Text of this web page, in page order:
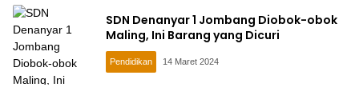
SDN Denanyar 1 Jombang Diobok-obok
Maling, Ini Barang yang Dicuri
Pendidikan 14 Maret 2024